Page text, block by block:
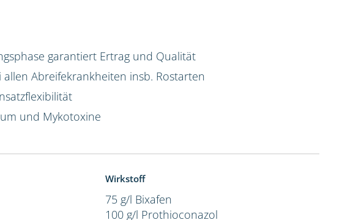
garantiert Ertrag und Qualität
Abreifekrankheiten insb. Rostarten
und Mykotoxine
Wirkstoff
75 g/l Bixafen
100 g/l Prothioconazol